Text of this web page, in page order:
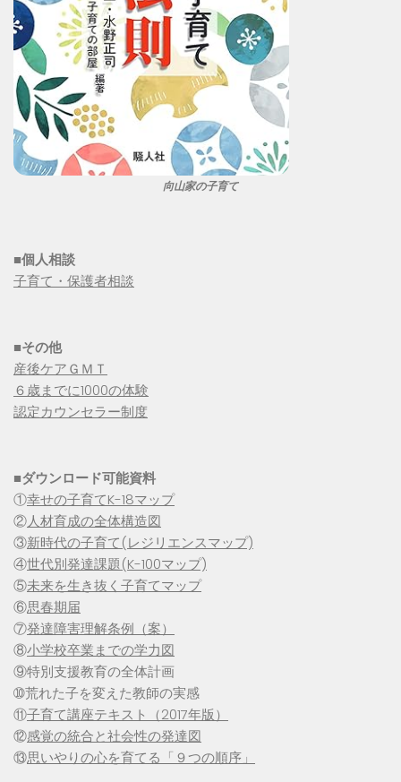
向山家の子育て
■個人相談
子育て・保護者相談
■その他
産後ケアＧＭＴ
６歳までに1000の体験
認定カウンセラー制度
■ダウンロード可能資料
①幸せの子育てK-18マップ
②人材育成の全体構造図
③新時代の子育て(レジリエンスマップ)
④世代別発達課題(K-100マップ)
⑤未来を生き抜く子育てマップ
⑥思春期届
⑦発達障害理解条例（案）
⑧小学校卒業までの学力図
⑨特別支援教育の全体計画
➉荒れた子を変えた教師の実感
⑪子育て講座テキスト（2017年版）
⑫感覚の統合と社会性の発達図
⑬思いやりの心を育てる「９つの順序」